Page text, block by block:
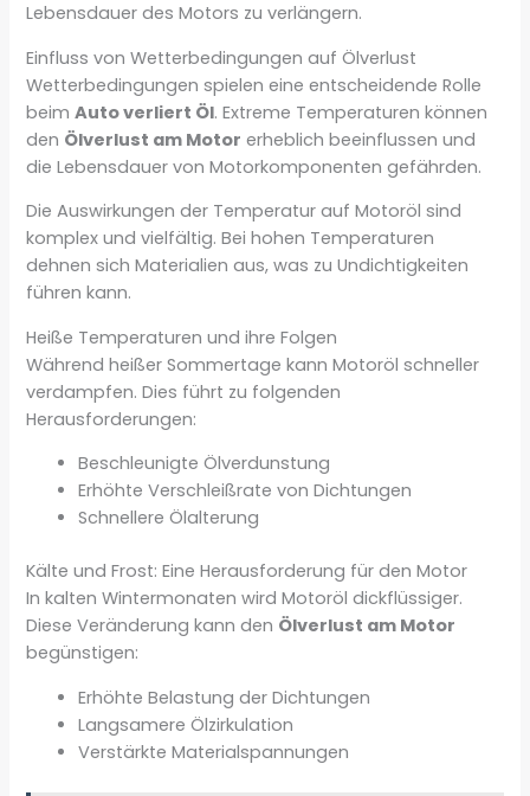
Lebensdauer des Motors zu verlängern.
Einfluss von Wetterbedingungen auf Ölverlust
Wetterbedingungen spielen eine entscheidende Rolle
beimAuto verliert Öl. Extreme Temperaturen können
den Ölverlust am Motor erheblich beeinflussen und
die Lebensdauer von Motorkomponenten gefährden.
Die Auswirkungen der Temperatur auf Motoröl sind
komplex und vielfältig. Bei hohen Temperaturen
dehnen sich Materialien aus, was zu Undichtigkeiten
führen kann.
Heiße Temperaturen und ihre Folgen
Während heißer Sommertage kann Motoröl schneller
verdampfen. Dies führt zu folgenden
Herausforderungen:
Beschleunigte Ölverdunstung
Erhöhte Verschleißrate von Dichtungen
Schnellere Ölalterung
Kälte und Frost: Eine Herausforderung für den Motor
In kalten Wintermonaten wird Motoröl dickflüssiger.
Diese Veränderung kann den Ölverlust am Motor
begünstigen:
Erhöhte Belastung der Dichtungen
Langsamere Ölzirkulation
Verstärkte Materialspannungen